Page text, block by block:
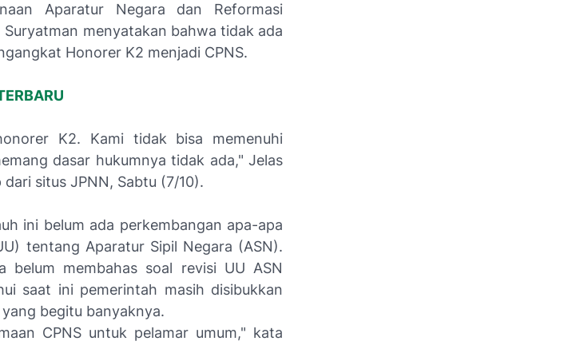
Aparatur Negara dan Reformasi
menyatakan bahwa tidak ada
Honorer K2 menjadi CPNS.
K2. Kami tidak bisa memenuhi
dasar hukumnya tidak ada," Jelas
situs JPNN, Sabtu (7/10).
ini belum ada perkembangan apa-apa
tentang Aparatur Sipil Negara (ASN).
belum membahas soal revisi UU ASN
saat ini pemerintah masih disibukkan
begitu banyaknya.
CPNS untuk pelamar umum," kata